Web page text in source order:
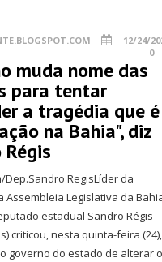
12/24/
0
muda nome das
para tentar
a tragédia que é
na Bahia", diz
Dep.Sandro RegisLíder da
Assembleia Legislativa da
estadual Sandro Régis
criticou, nesta quinta-feira (24),
governo do estado de alterar